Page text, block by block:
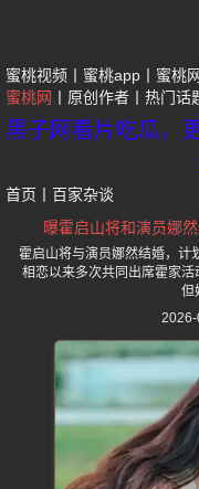
蜜桃视频 蜜桃app 蜜桃
蜜桃网
原创作者 热门话
黑子网看片吃瓜，
首页 百家杂谈
曝霍启山将和演员娜
霍启山将与演员娜然结婚，计
相恋以来多次共同出席霍家活
但